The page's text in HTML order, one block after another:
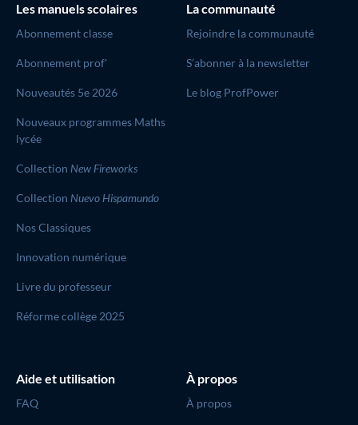
Les manuels scolaires
Abonnement classe
Abonnement prof'
Nouveautés 5e 2026
Nouveaux programmes Maths
lycée
Collection New Fireworks
Collection Nuevo Hispamundo
Nos Classiques
Innovation numérique
Livre du professeur
Réforme collège 2025
La communauté
Rejoindre la communauté
S’abonner à la newsletter
Le blog ProfPower
Aide et utilisation
FAQ
À propos
À propos